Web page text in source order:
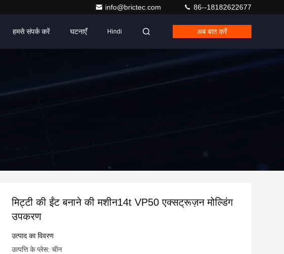
info@brictec.com 86--18182622677
हमसे संपर्क करें घटनाएँ Hindi अब बात करें
मिट्टी की ईंट बनाने की मशीन14t VP50 एक्सट्रूज़न मोल्डिंग
उपकरण
उत्पाद का विवरण
उत्पत्ति के प्लेस: चीन